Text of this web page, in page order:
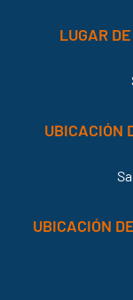
LUGAR
UBICACIÓN
UBICACIÓN